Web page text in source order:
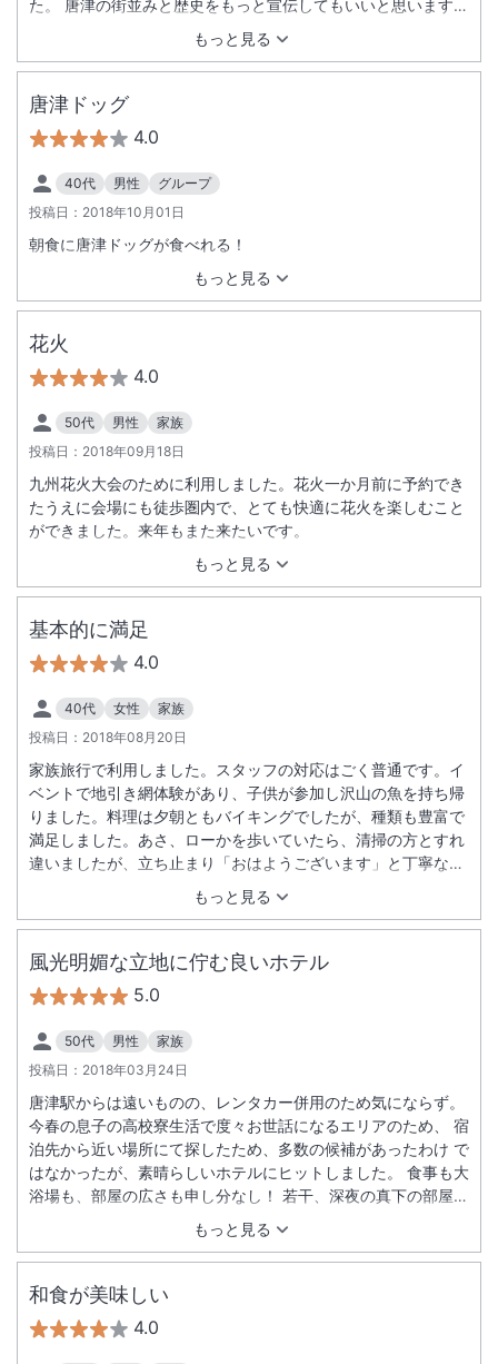
もっと見る
た。 唐津の街並みと歴史をもっと宣伝してもいいと思います。
建物の入場料も無料か低料金で歴史好きの人なら一日中でも楽
しめます。 帰りはシャトルバスでバスセンターまで送ってもら
い助かりました。 ホテルから見た川の美しさのひとつは、ゴミ
やビニール袋などが全く浮いていないことです。道路も美しく
れました。唐津の街をもっと全国の人に知ってほしい…そんな
感想を持ちました。
唐津ドッグ
4.0
40代 男性
グループ
投稿日： 2018年10月01日
もっと見る
朝食に唐津ドッグが食べれる！
花火
4.0
50代 男性
家族
投稿日： 2018年09月18日
もっと見る
九州花火大会のために利用しました。花火一か月前に予約でき
たうえに会場にも徒歩圏内で、とても快適に花火を楽しむこと
ができました。来年もまた来たいです。
基本的に満足
4.0
40代 女性
家族
投稿日： 2018年08月20日
もっと見る
家族旅行で利用しました。スタッフの対応はごく普通です。イ
ベントで地引き網体験があり、子供が参加し沢山の魚を持ち帰
りました。料理は夕朝ともバイキングでしたが、種類も豊富で
満足しました。あさ、ローかを歩いていたら、清掃の方とすれ
違いましたが、立ち止まり「おはようございます」と丁寧な挨
拶がありました。 大きいホテルなので、部屋案内があるかと思
っていましたが ありませんでした。カートも そのときはな
く、重い荷物を自分達で運びました。毎年旅行しますが、ホテ
ルによって違います。
風光明媚な立地に佇む良いホテル
5.0
50代 男性
家族
投稿日： 2018年03月24日
もっと見る
唐津駅からは遠いものの、レンタカー併用のため気にならず。
今春の息子の高校寮生活で度々お世話になるエリアのため、 宿
泊先から近い場所にて探したため、多数の候補があったわけ で
はなかったが、素晴らしいホテルにヒットしました。 食事も大
浴場も、部屋の広さも申し分なし！ 若干、深夜の真下の部屋の
宴会騒ぎが煩わしく、フロントに 連絡はしましたが、他は良か
ったです。 また定期的に利用させていただきます。
和食が美味しい
4.0